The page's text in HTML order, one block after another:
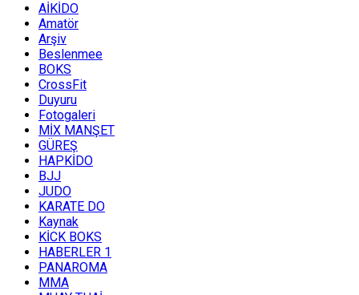
AİKİDO
Amatör
Arşiv
Beslenmee
BOKS
CrossFit
Duyuru
Fotogaleri
MİX MANŞET
GÜREŞ
HAPKİDO
BJJ
JUDO
KARATE DO
Kaynak
KİCK BOKS
HABERLER 1
PANAROMA
MMA